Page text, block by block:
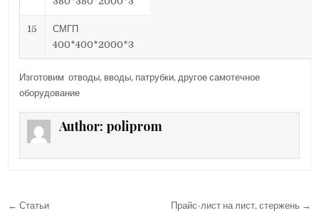
15
СМГП
400*400*2000*3
Изготовим отводы, вводы, патрубки, другое самотечное
оборудование
Author: poliprom
← Статьи Прайс-лист на лист, стержень →